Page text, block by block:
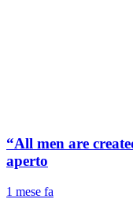
“All men are
aperto
1 mese fa